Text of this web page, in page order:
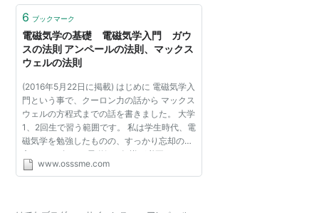
*3 電流を流すと（発生した磁場によって）導体は引き合
い、逆方向に流すと反撥し合う。このときの磁場の強さ
は電流の強さに依存するが、これを数学的にきちんとし
た形で求めることに成功した。
これはその後の電気と磁気に関する学問の基礎となり、
最終的にマクスウェルが完成させた電磁気学にも拡張し
た形で取り込まれている。
*1:本当は数学とか化学とかもできる人。というかむしろ
6 ブックマーク
電磁気学の基礎 電磁気学入門 ガウ
スの法則 アンペールの法則、マックス
ウェルの法則
(2016年5月22日に掲載) はじめに 電磁気学入
門という事で、クーロン力の話から マックス
ウェルの方程式までの話を書きました。 大学
1、2回生で習う範囲です。 私は学生時代、電
磁気学を勉強したものの、すっかり忘却の彼
方。 2015年に、電磁気の知識が必要にな
り、再勉強してみたら 知らなかった事、誤解
www.osssme.com